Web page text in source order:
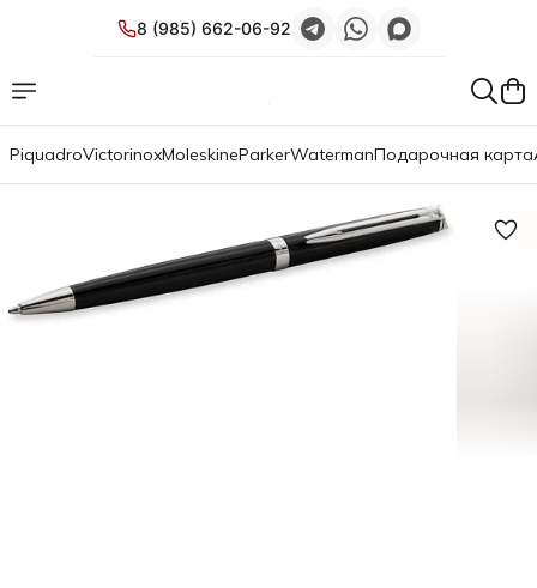
8 (985) 662-06-92
PiquadroVictorinoxMoleskineParkerWatermanПодарочная карта